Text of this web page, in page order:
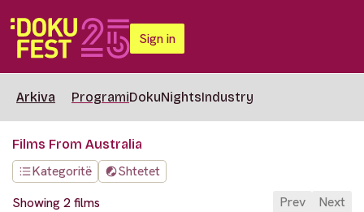
Sign in
Arkiva ProgramiDokuNightsIndustry
Films From Australia
Kategoritë
Shtetet
Showing 2 films
Prev Next